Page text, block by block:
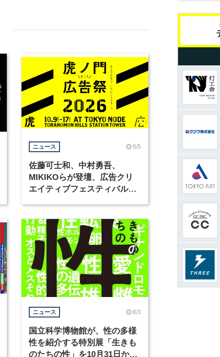
ニュース 8/5
佐藤可士和、中村勇吾、
MIKIKOらが登壇、広告クリ
エイティブフェスティバル
ニュース 8/3
国立科学博物館が、性の多様
性を紹介する特別展「生きも
のたちの性」を10月31日から